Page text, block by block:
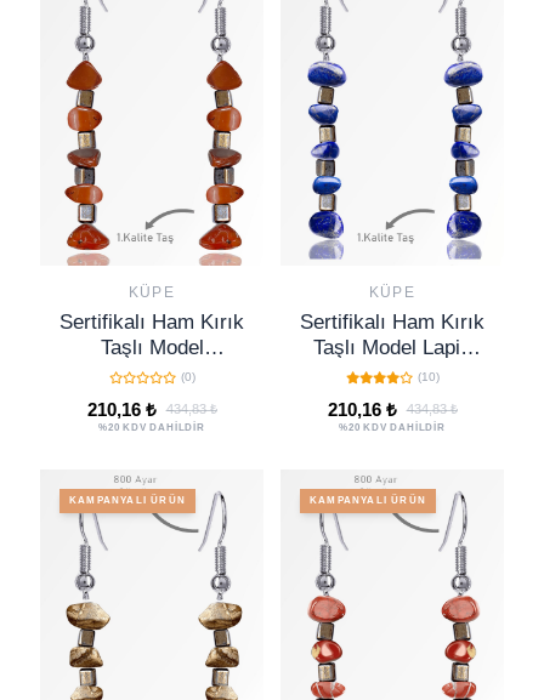
KÜPE
Sertifikalı Ham Kırık
Taşlı Model
Karnelyan Akik Taşı
Küpe
(0)
210,16 ₺ 434,83 ₺
%20 KDV DAHİLDİR
KÜPE
Sertifikalı Ham Kırık
Taşlı Model Lapis
Lazuli Taşı Küpe
(10)
210,16 ₺ 434,83 ₺
%20 KDV DAHİLDİR
KAMPANYALI ÜRÜN KAMPANYALI ÜRÜN